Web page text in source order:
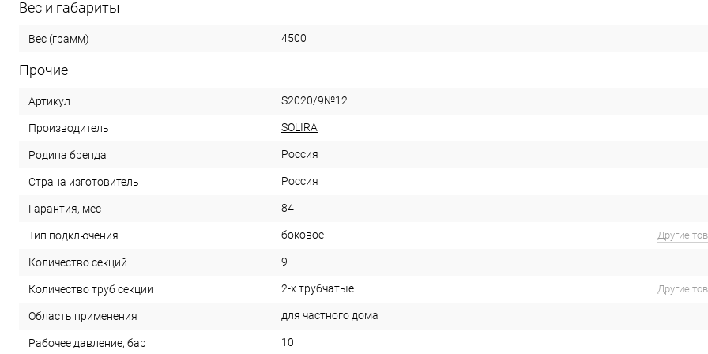
Вес и габариты
Вес (грамм) 4500
Прочие
Артикул S2020/9№12
Производитель SOLIRA
Родина бренда Россия
Страна изготовитель Россия
Гарантия, мес 84
Тип подключения боковое Другие
Количество секций 9
Количество труб секции 2-х трубчатые Другие
Область применения для частного дома
Рабочее давление, бар 10